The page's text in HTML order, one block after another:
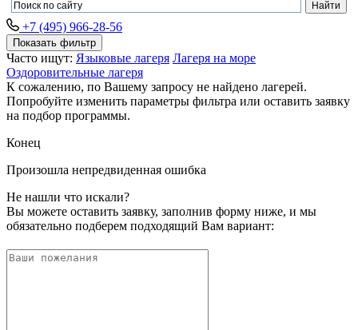
+7 (495) 966-28-56
Показать фильтр
Часто ищут: Языковые лагеря Лагеря на море
Оздоровительные лагеря
К сожалению, по Вашему запросу не найдено лагерей.
Попробуйте изменить параметры фильтра или оставить заявку
на подбор программы.
Конец
Произошла непредвиденная ошибка
Не нашли что искали?
Вы можете оставить заявку, заполнив форму ниже, и мы
обязательно подберем подходящий Вам вариант: